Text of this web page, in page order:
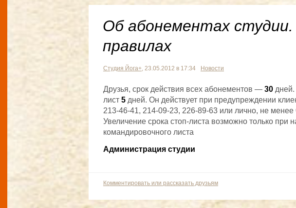
Об абонементах студии.
правилах
Студия Йога+, 23.05.2012 в 17:34 Новости
Друзья, срок действия всех абонементов — 30
лист 5 дней. Он действует при предупреждении
213-46-41, 214-09-23, 226-89-63 или лично, не менее
Увеличение срока стоп-листа возможно только при
командировочного листа
Администрация студии
Комментировать или рассказать друзьям